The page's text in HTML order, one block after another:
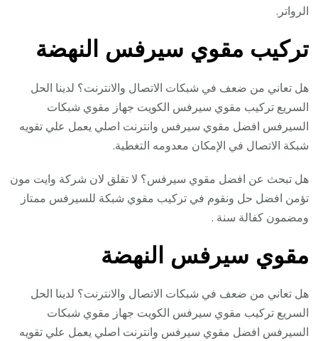
الرواتر.
تركيب مقوي سيرفس النهضة
هل تعاني من ضعف في شبكات الاتصال والانترنت؟ لدينا الحل
السريع تركيب مقوي سيرفس الكويت جهاز مقوي شبكات
السيرفس افضل مقوي سيرفس وانترنت اصلي يعمل علي تقويه
شبكة الاتصال في الإمكان معدومه التغطية.
هل تبحث عن افضل مقوي سيرفس؟ لا تقلق لان شركة وايت مون
تؤمن افضل حل ونقوم في تركيب مقوي شبكة للسيرفس ممتاز
ومضمون كفالة سنة .
مقوي سيرفس النهضة
هل تعاني من ضعف في شبكات الاتصال والانترنت؟ لدينا الحل
السريع تركيب مقوي سيرفس الكويت جهاز مقوي شبكات
السيرفس افضل مقوي سيرفس وانترنت اصلي يعمل علي تقويه